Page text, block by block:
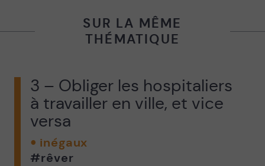
SUR LA MÊME
THÉMATIQUE
3 – Obliger les hospitaliers
à travailler en ville, et vice
versa
inégaux
#rêver